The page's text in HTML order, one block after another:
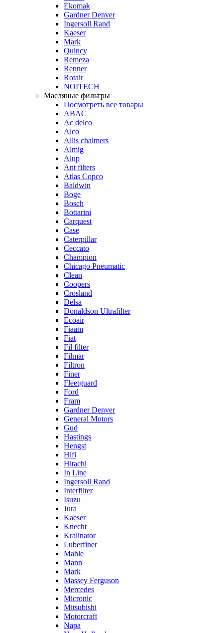
Ekomak
Gardner Denver
Ingersoll Rand
Kaeser
Mark
Quincy
Remeza
Renner
Rotair
NOITECH
Масляные фильтры
Посмотреть все товары
ABAC
Ac delco
Alco
Allis chalmers
Almig
Alup
Ant filters
Atlas Copco
Baldwin
Boge
Bosch
Bottarini
Carquest
Case
Caterpillar
Ceccato
Champion
Chicago Pneumatic
Clean
Coopers
Crosland
Delsa
Donaldson Ultrafilter
Ecoair
Fiaam
Fiat
Fil filter
Filmar
Filtron
Finer
Fleetguard
Ford
Fram
Gardner Denver
General Motors
Gud
Hastings
Hengst
Hifi
Hitachi
In Line
Ingersoll Rand
Interfilter
Isuzu
Jura
Kaeser
Knecht
Kralinator
Luberfiner
Mahle
Mann
Mark
Massey Ferguson
Mercedes
Micronic
Mitsubishi
Motorcraft
Napa